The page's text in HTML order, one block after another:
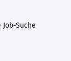
Suche